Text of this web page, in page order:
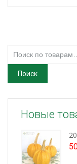
Искать:
Поиск
Новые